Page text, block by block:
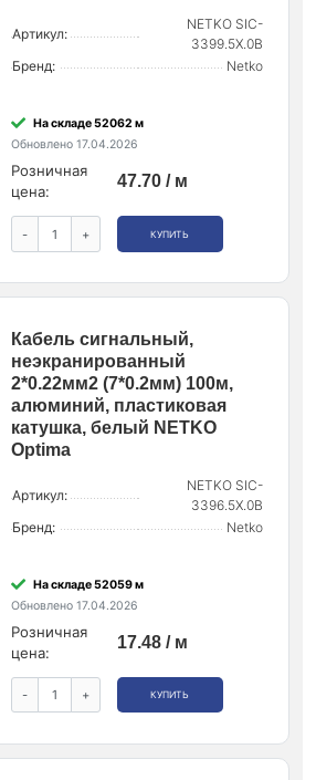
Артикул:
NETKO SIC-
3399.5X.0B
Бренд:
Netko
На складе 52062 м
Обновлено 17.04.2026
Розничная
цена:
47.70 / м
- + КУПИТЬ
Кабель сигнальный,
неэкранированный
2*0.22мм2 (7*0.2мм) 100м,
алюминий, пластиковая
катушка, белый NETKO
Optima
Артикул:
NETKO SIC-
3396.5X.0B
Бренд:
Netko
На складе 52059 м
Обновлено 17.04.2026
Розничная
цена:
17.48 / м
- + КУПИТЬ